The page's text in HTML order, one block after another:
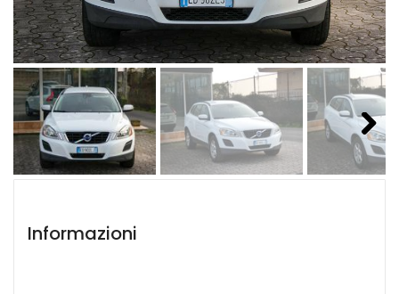
Next
Informazioni